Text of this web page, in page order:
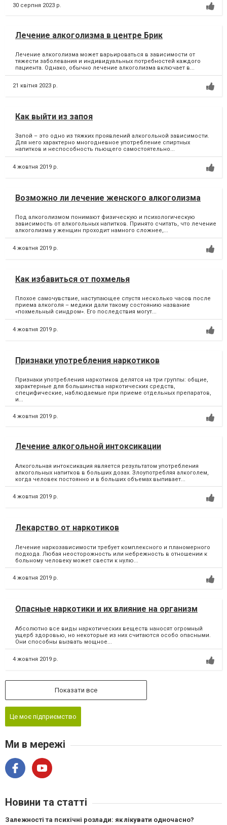
30 серпня 2023 р.
Лечение алкоголизма в центре Брик
Лечение алкоголизма может варьироваться в зависимости от
тяжести заболевания и индивидуальных потребностей каждого
пациента. Однако, обычно лечение алкоголизма включает в...
21 квітня 2023 р.
Как выйти из запоя
Запой – это одно из тяжких проявлений алкогольной зависимости.
Для него характерно многодневное употребление спиртных
напитков и неспособность пьющего самостоятельно...
4 жовтня 2019 р.
Возможно ли лечение женского алкоголизма
Под алкоголизмом понимают физическую и психологическую
зависимость от алкогольных напитков. Принято считать, что лечение
алкоголизма у женщин проходит намного сложнее,...
4 жовтня 2019 р.
Как избавиться от похмелья
Плохое самочувствие, наступающее спустя несколько часов после
приема алкоголя – медики дали такому состоянию название
«похмельный синдром». Его последствия могут...
4 жовтня 2019 р.
Признаки употребления наркотиков
Признаки употребления наркотиков делятся на три группы: общие,
характерные для большинства наркотических средств,
специфические, наблюдаемые при приеме отдельных препаратов,
и...
4 жовтня 2019 р.
Лечение алкогольной интоксикации
Алкогольная интоксикация является результатом употребления
алкогольных напитков в больших дозах. Злоупотребляя алкоголем,
когда человек постоянно и в больших объемах выпивает...
4 жовтня 2019 р.
Лекарство от наркотиков
Лечение наркозависимости требует комплексного и планомерного
подхода. Любая неосторожность или небрежность в отношении к
больному человеку может свести к нулю...
4 жовтня 2019 р.
Опасные наркотики и их влияние на организм
Абсолютно все виды наркотических веществ наносят огромный
ущерб здоровью, но некоторые из них считаются особо опасными.
Они способны вызвать мощное...
4 жовтня 2019 р.
Показати все
Це моє підприємство
Ми в мережі
Новини та статті
Залежності та психічні розлади: як лікувати одночасно?